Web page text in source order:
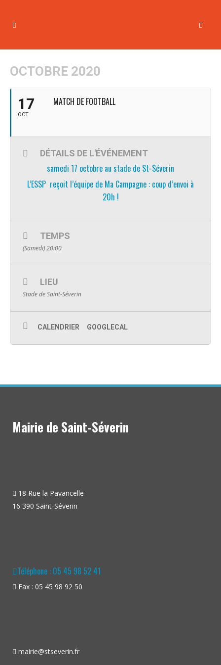
OCTOBRE 2020
17
OCT
MATCH DE FOOTBALL
DÉTAILS DE L'ÉVÉNEMENT
samedi 17 octobre au stade de St-Séverin
L’ESSP reçoit l’équipe de Ma Campagne : coup d’envoi à
20h !
TEMPS
(Samedi) 20:00
LIEU
Stade de Saint-Séverin
CALENDRIER GOOGLECAL
Mairie de Saint-Séverin
18 Rue la Pavancelle
16 390 Saint-Séverin
Téléphone : 05 45 98 52 41
Fax : 05 45 98 92 50
mairie@stseverin.fr